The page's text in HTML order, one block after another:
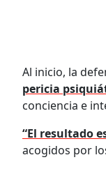
Al inicio, la
pericia
conciencia e
“El resultado
acogidos por